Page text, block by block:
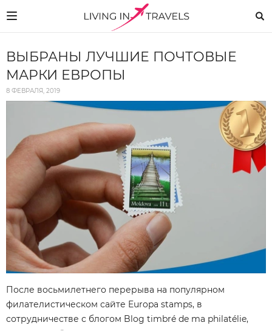
ВЫБРАНЫ ЛУЧШИЕ ПОЧТОВЫЕ
МАРКИ ЕВРОПЫ
8 ФЕВРАЛЯ, 2019
После восьмилетнего перерыва на популярном
филателистическом сайте Europa stamps, в
сотрудничестве с блогом Blog timbré de ma philatélie,